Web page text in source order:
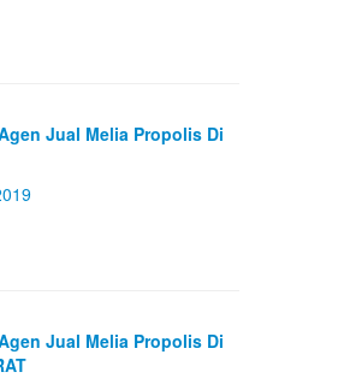
Jual Melia Propolis Di
Jual Melia Propolis Di